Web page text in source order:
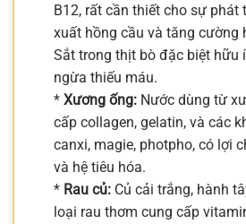
B12, rất cần thiết cho sự phát
xuất hồng cầu và tăng cường
Sắt trong thịt bò đặc biệt hữu
ngừa thiếu máu.
* Xương ống: Nước dùng từ
cấp collagen, gelatin, và các
canxi, magie, photpho, có lợi
và hệ tiêu hóa.
* Rau củ: Củ cải trắng, hành
loại rau thơm cung cấp